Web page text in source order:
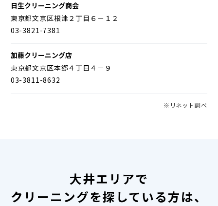
日生クリーニング商会
東京都文京区根津２丁目６－１２
03-3821-7381
加藤クリーニング店
東京都文京区本郷４丁目４－９
03-3811-8632
※リネット調べ
大井エリアで
クリーニングを探している方は、